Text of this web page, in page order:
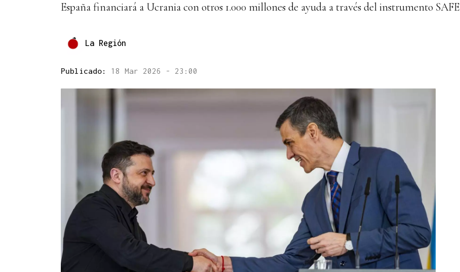
España financiará a Ucrania con otros 1.000 millones de ayuda a través del instrumento SAFE
La Región
Publicado: 18 Mar 2026 - 23:00